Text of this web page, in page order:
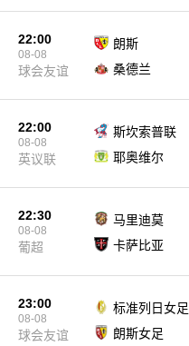
22:00
08-08
球会友谊
朗斯
桑德兰
22:00
08-08
英议联
斯坎索普联
耶奥维尔
22:30
08-08
葡超
马里迪莫
卡萨比亚
23:00
08-08
球会友谊
标准列日女足
朗斯女足